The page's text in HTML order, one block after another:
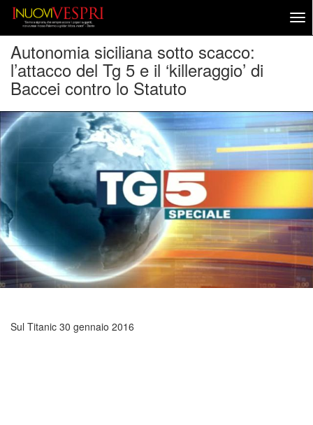
Autonomia siciliana sotto scacco:
l’attacco del Tg 5 e il ‘killeraggio’ di
Baccei contro lo Statuto
Sul Titanic 30 gennaio 2016